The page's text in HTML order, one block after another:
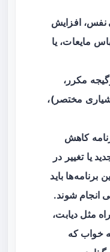
نفس، افزایش
مایعات، یا
مکرر،
مختصر)،
کاهش
یا تغییر در
برنامه‌ها باید
انجام شوند.
مثل دیابت،
خواب که